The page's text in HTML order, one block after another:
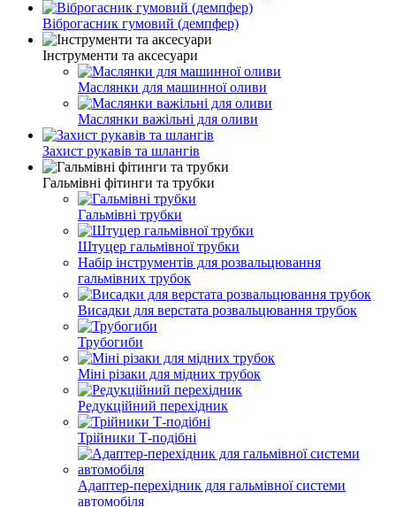
Віброгасник гумовий (демпфер)
Інструменти та аксесуари
Маслянки для машинної оливи
Маслянки важільні для оливи
Захист рукавів та шлангів
Гальмівні фітинги та трубки
Гальмівні трубки
Штуцер гальмівної трубки
Набір інструментів для розвальцювання
гальмівних трубок
Висадки для верстата розвальцювання трубок
Трубогиби
Міні різаки для мідних трубок
Редукційний перехідник
Трійники Т-подібні
Адаптер-перехідник для гальмівної системи
автомобіля